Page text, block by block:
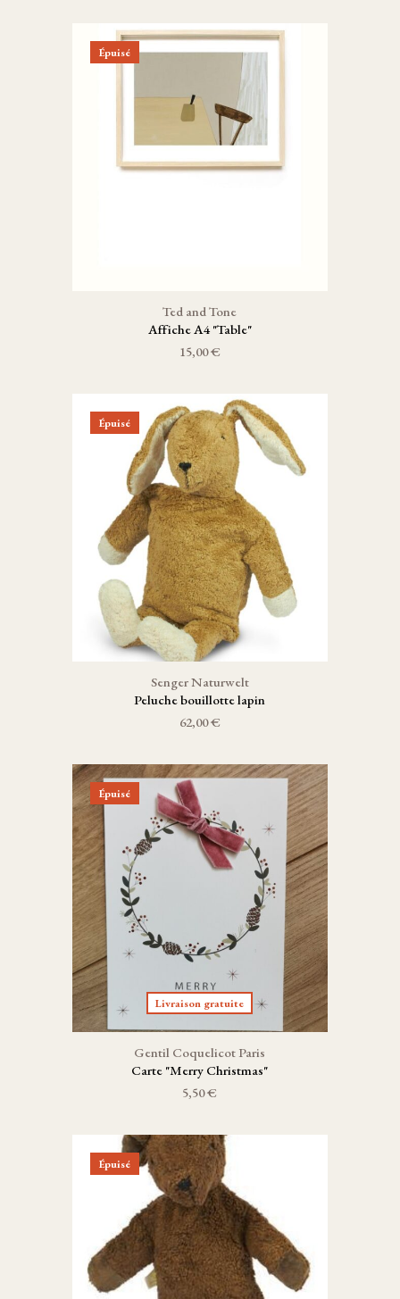
Épuisé
Ted and Tone
Affiche A4 "Table"
15,00 €
Épuisé
Senger Naturwelt
Peluche bouillotte lapin
62,00 €
Épuisé
Livraison gratuite
Gentil Coquelicot Paris
Carte "Merry Christmas"
5,50 €
Épuisé